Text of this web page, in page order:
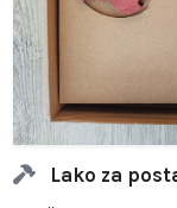
Lako za